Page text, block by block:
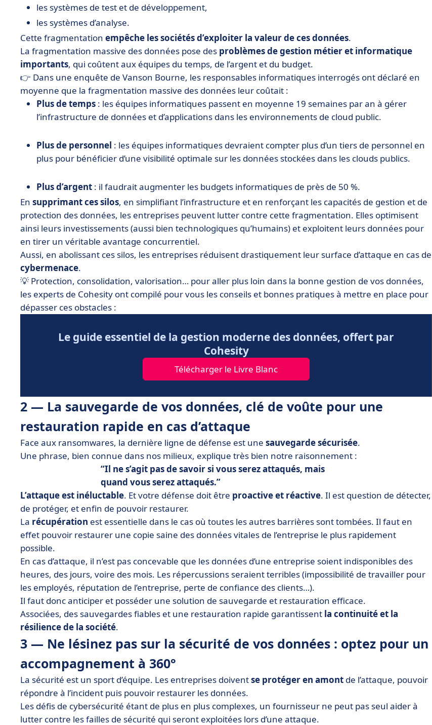
les systèmes de test et de développement,
les systèmes d’analyse.
Cette fragmentation empêche les sociétés d’exploiter la valeur de ces données.
La fragmentation massive des données pose des problèmes de gestion métier et informatique
importants, qui coûtent aux équipes du temps, de l’argent et du budget.
👉 Dans une enquête de Vanson Bourne, les responsables informatiques interrogés ont déclaré en
moyenne que la fragmentation massive des données leur coûtait :
Plus de temps : les équipes informatiques passent en moyenne 19 semaines par an à gérer
l’infrastructure de données et d’applications dans les environnements de cloud public.
Plus de personnel : les équipes informatiques devraient compter plus d’un tiers de personnel en
plus pour bénéficier d’une visibilité optimale sur les données stockées dans les clouds publics.
Plus d’argent : il faudrait augmenter les budgets informatiques de près de 50 %.
En supprimant ces silos, en simplifiant l’infrastructure et en renforçant les capacités de gestion et de
protection des données, les entreprises peuvent lutter contre cette fragmentation. Elles optimisent
ainsi leurs investissements (aussi bien technologiques qu’humains) et exploitent leurs données pour
en tirer un véritable avantage concurrentiel.
Aussi, en abolissant ces silos, les entreprises réduisent drastiquement leur surface d’attaque en cas de
cybermenace.
💡 Protection, consolidation, valorisation… pour aller plus loin dans la bonne gestion de vos données,
les experts de Cohesity ont compilé pour vous les conseils et bonnes pratiques à mettre en place pour
dépasser ces obstacles :
Le guide essentiel de la gestion moderne des données, offert par
Cohesity
Télécharger le Livre Blanc
2 — La sauvegarde de vos données, clé de voûte pour une
restauration rapide en cas d’attaque
Face aux ransomwares, la dernière ligne de défense est une sauvegarde sécurisée.
Une phrase, bien connue dans nos milieux, explique très bien notre raisonnement :
Il ne s’agit pas de savoir si vous serez attaqués, mais
quand vous serez attaqués.
L’attaque est inéluctable. Et votre défense doit être proactive et réactive. Il est question de détecter,
de protéger, et enfin de pouvoir restaurer.
La récupération est essentielle dans le cas où toutes les autres barrières sont tombées. Il faut en
effet pouvoir restaurer une copie saine des données vitales de l’entreprise le plus rapidement
possible.
En cas d’attaque, il n’est pas concevable que les données d’une entreprise soient indisponibles des
heures, des jours, voire des mois. Les répercussions seraient terribles (impossibilité de travailler pour
les employés, réputation de l’entreprise, perte de confiance des clients…).
Il faut donc anticiper et posséder une solution de sauvegarde et restauration efficace.
Associées, des sauvegardes fiables et une restauration rapide garantissent la continuité et la
résilience de la société.
3 — Ne lésinez pas sur la sécurité de vos données : optez pour un
accompagnement à 360°
La sécurité est un sport d’équipe. Les entreprises doiventse protéger en amont de l’attaque, pouvoir
répondre à l’incident puis pouvoir restaurer les données.
Les défis de cybersécurité étant de plus en plus complexes, un fournisseur ne peut pas seul aider à
lutter contre les failles de sécurité qui seront exploitées lors d’une attaque.